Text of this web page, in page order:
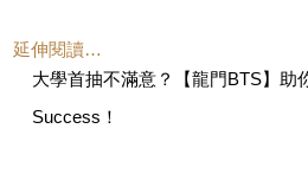
延伸閱讀…
大學首抽不滿意？【龍門BTS】助
Success！